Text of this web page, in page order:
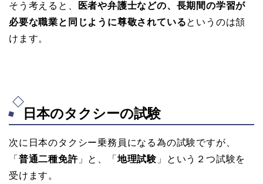
そう考えると、
医者や弁護士などの、長期間の学習が
必要な職業と同じように尊敬されているというのは頷
けます。
日本のタクシーの試験
次に日本のタクシー乗務員になる為の試験ですが、
「 普通二種免許」と、「 地理試験 」という２つ試験を
受けます。